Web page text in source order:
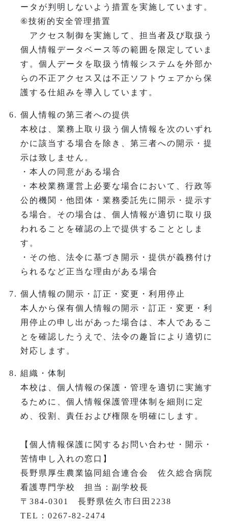
ータが判明しないよう措置を実施しています。
⑥技術的安全管理措置
アクセス制御を実施して、担当者及び取扱う
個人情報データベース等の範囲を限定していま
す。個人データを取扱う情報システムを外部か
らの不正アクセス又は不正ソフトウェアから保
護する仕組みを導入しています。
個人情報の第三者への提供
本校は、業務上取り扱う個人情報を次のいずれ
かに該当する場合を除き、第三者への開示・提
示は致しません。
・本人の同意がある場合
・本校業務運営上必要な場合において、行政等
公的機関・他団体・業務委託先に開示・提示す
る場合。その場合は、個人情報が適切に取り扱
われることを確認の上で提供することとしま
す。
・その他、法令に基づき開示・提供が義務付け
られるなど正当な理由がある場合
個人情報の開示・訂正・変更・利用停止
本人から保有個人情報の開示・訂正・変更・利
用停止の申し出があった場合は、本人であるこ
とを確認したうえで、法令の趣旨により適切に
対応します。
組織・体制
本校は、個人情報の保護・管理を適切に実施す
るために、個人情報保護管理体制を細則に定
め、役割、責任および権限を明確にします。
【個人情報保護に関するお問い合わせ・開示・
苦情申し入れの窓口】
長野県厚生農業協同組合連合会 佐久総合病院
看護専門学校 担当：副学校長
〒384-0301 長野県佐久市臼田2238
TEL：0267-82-2474